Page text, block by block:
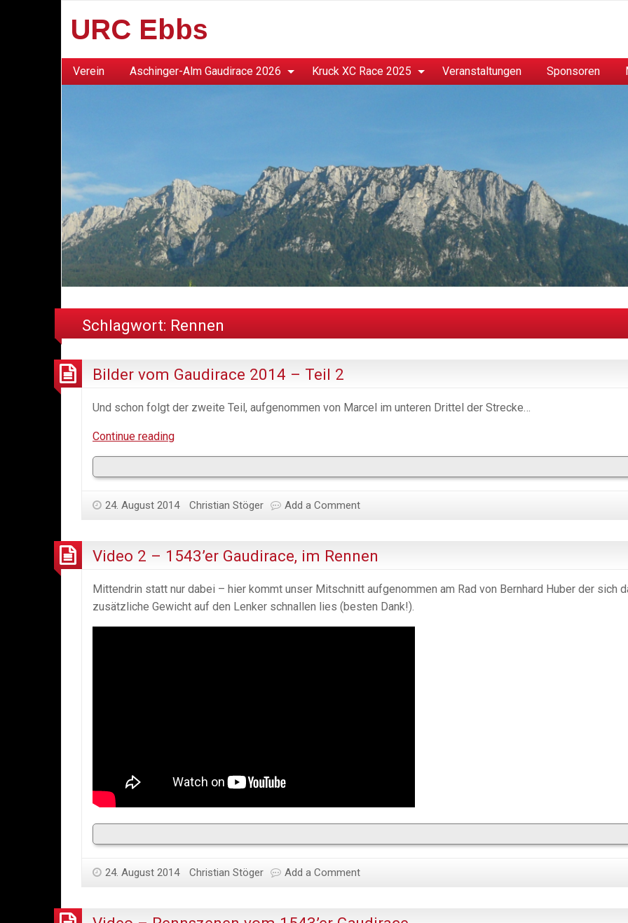
URC Ebbs
Verein Aschinger-Alm Gaudirace 2026 Kruck XC Race 2025 Veranstaltungen Sponsoren
Schlagwort: Rennen
Bilder vom Gaudirace 2014 – Teil 2
Und schon folgt der zweite Teil, aufgenommen von Marcel im unteren Drittel der Strecke…
Continue readingBilder
–
24. August 2014 Christian Stöger Add a Comment
Video 2 – 1543’er Gaudirace, im Rennen
Mittendrin statt nur dabei – hier kommt unser Mitschnitt aufgenommen am Rad von Bernhard Huber der sich
zusätzliche Gewicht auf den Lenker schnallen lies (besten Dank!).
24. August 2014 Christian Stöger Add a Comment